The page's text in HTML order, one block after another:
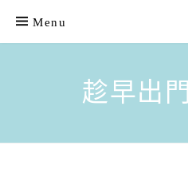
content
Menu
趁早出